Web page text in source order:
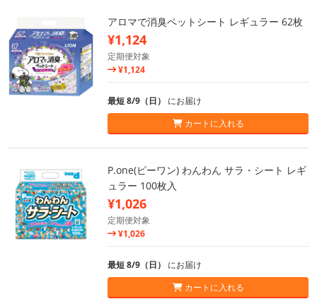
アロマで消臭ペットシート レギュラー 62枚
¥1,124
定期便対象
¥1,124
最短 8/9（日） にお届け
カートに入れる
P.one(ピーワン) わんわん サラ・シート レギ
ュラー 100枚入
¥1,026
定期便対象
¥1,026
最短 8/9（日） にお届け
カートに入れる